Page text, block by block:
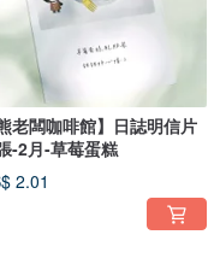
熊老闆咖啡館】日誌明信片
-2月-草莓蛋糕
2.01